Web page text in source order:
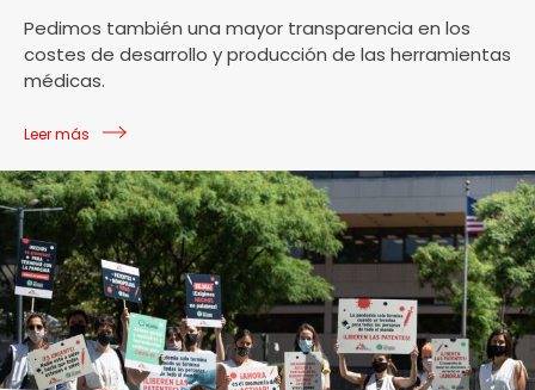
Pedimos también una mayor transparencia en los
costes de desarrollo y producción de las herramientas
médicas.
Leer más